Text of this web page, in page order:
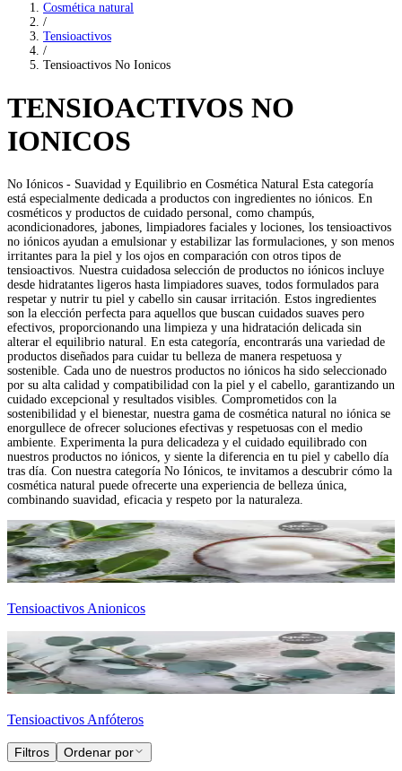
Cosmética natural
/
Tensioactivos
/
Tensioactivos No Ionicos
TENSIOACTIVOS NO
IONICOS
No Iónicos - Suavidad y Equilibrio en Cosmética Natural Esta categoría
está especialmente dedicada a productos con ingredientes no iónicos. En
cosméticos y productos de cuidado personal, como champús,
acondicionadores, jabones, limpiadores faciales y lociones, los tensioactivos
no iónicos ayudan a emulsionar y estabilizar las formulaciones, y son menos
irritantes para la piel y los ojos en comparación con otros tipos de
tensioactivos. Nuestra cuidadosa selección de productos no iónicos incluye
desde hidratantes ligeros hasta limpiadores suaves, todos formulados para
respetar y nutrir tu piel y cabello sin causar irritación. Estos ingredientes
son la elección perfecta para aquellos que buscan cuidados suaves pero
efectivos, proporcionando una limpieza y una hidratación delicada sin
alterar el equilibrio natural. En esta categoría, encontrarás una variedad de
productos diseñados para cuidar tu belleza de manera respetuosa y
sostenible. Cada uno de nuestros productos no iónicos ha sido seleccionado
por su alta calidad y compatibilidad con la piel y el cabello, garantizando un
cuidado excepcional y resultados visibles. Comprometidos con la
sostenibilidad y el bienestar, nuestra gama de cosmética natural no iónica se
enorgullece de ofrecer soluciones efectivas y respetuosas con el medio
ambiente. Experimenta la pura delicadeza y el cuidado equilibrado con
nuestros productos no iónicos, y siente la diferencia en tu piel y cabello día
tras día. Con nuestra categoría No Iónicos, te invitamos a descubrir cómo la
cosmética natural puede ofrecerte una experiencia de belleza única,
combinando suavidad, eficacia y respeto por la naturaleza.
Tensioactivos Anionicos
Tensioactivos Anfóteros
Filtros Ordenar por